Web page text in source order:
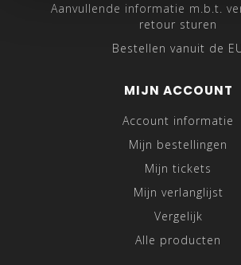
Aanvullende informatie m.b.t.
retour sturen
Bestellen vanuit de
MIJN ACCOUNT
Account informatie
Mijn bestellingen
Mijn tickets
Mijn verlanglijst
Vergelijk
Alle producten